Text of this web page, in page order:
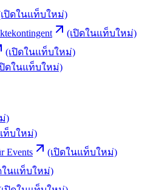
ปิดในแท็บใหม่)
(เปิดในแท็บใหม่)
(เปิดในแท็บใหม่)
ปิดในแท็บใหม่)
)
ท็บใหม่)
Events
(เปิดในแท็บใหม่)
ในแท็บใหม่)